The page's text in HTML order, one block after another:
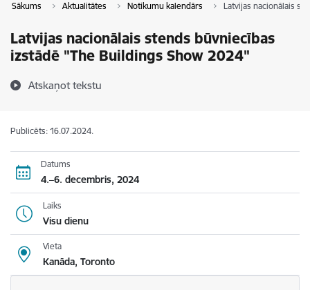
Sākums Aktualitātes Notikumu kalendārs Latvijas nacionālais
Latvijas nacionālais stends būvniecības
izstādē "The Buildings Show 2024"
Atskaņot tekstu
Publicēts: 16.07.2024.
Datums
4.–6. decembris, 2024
Laiks
Visu dienu
Vieta
Kanāda, Toronto